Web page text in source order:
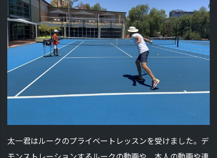
太一君はルークのプライベートレッスンを受けました。デ